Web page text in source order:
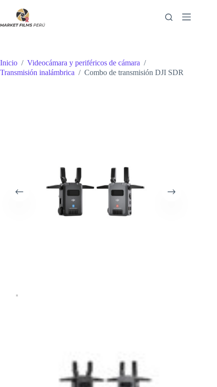
contenido
Inicio / Videocámara y periféricos de cámara /
Transmisión inalámbrica / Combo de transmisión DJI SDR